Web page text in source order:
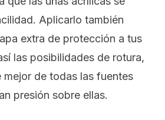
Aplicarlo también
extra de protección a tus
las posibilidades de rotura,
de todas las fuentes
presión sobre ellas.